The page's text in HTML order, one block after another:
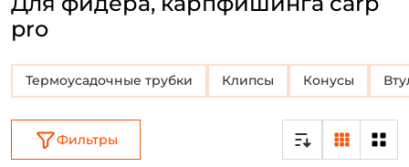
pro
Термоусадочные трубки Клипсы Конусы
Фильтры